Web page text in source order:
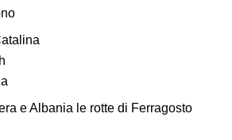
e Albania le rotte di Ferragosto